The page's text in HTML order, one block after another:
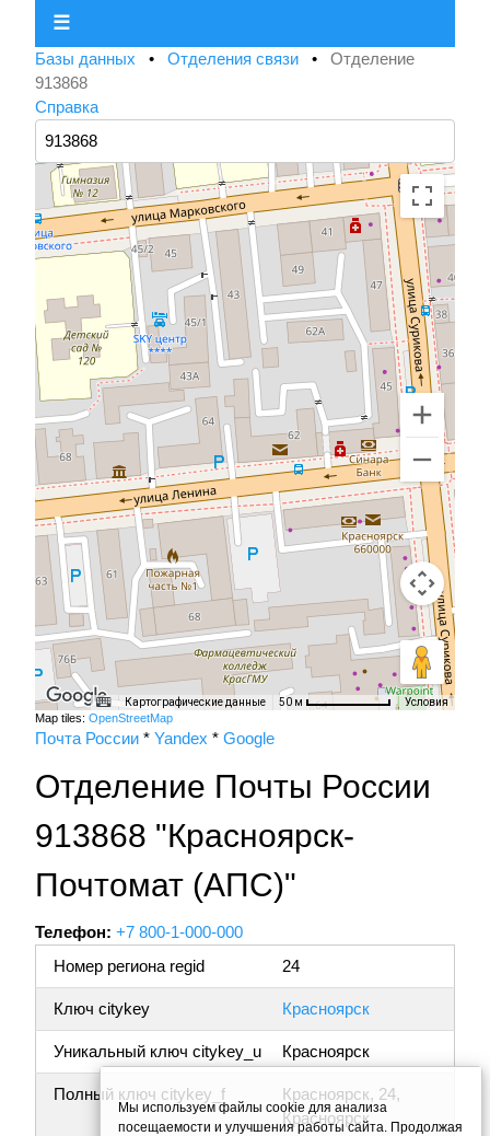
☰
Базы данных • Отделения связи • Отделение
913868
Справка
Картографические данные 50 м Условия
Map tiles: OpenStreetMap
Почта России * Yandex * Google
Отделение Почты России
913868 "Красноярск-
Почтомат (АПС)"
Телефон: +7 800-1-000-000
Номер региона regid
24
Ключ citykey Красноярск
Уникальный ключ citykey_u Красноярск
Полный ключ citykey_f
Красноярск, 24,
Красноярск
Мы используем файлы cookie для анализа
посещаемости и улучшения работы сайта. Продолжая